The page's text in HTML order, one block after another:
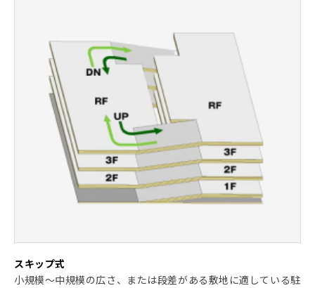
スキップ式
小規模～中規模の広さ、または段差がある敷地に適している駐